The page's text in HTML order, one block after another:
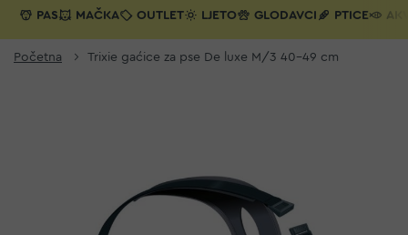
PAS MAČKA OUTLET LJETO GLODAVCI PTICE
Početna Trixie gaćice za pse De luxe M/3 40-49 cm